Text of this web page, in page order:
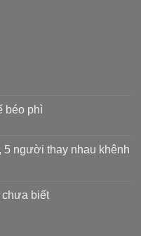
béo phì
5 người thay nhau khênh
chưa biết